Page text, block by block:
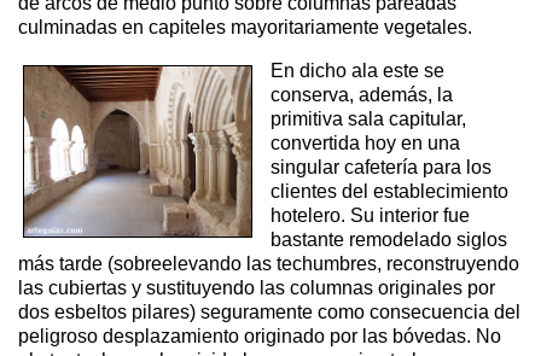
culminadas en capiteles mayoritariamente vegetales.
En dicho ala este se
conserva, además, la
primitiva sala capitular,
convertida hoy en una
singular cafetería para los
clientes del establecimiento
hotelero. Su interior fue
bastante remodelado siglos
más tarde (sobreelevando las techumbres, reconstruyendo
las cubiertas y sustituyendo las columnas originales por
dos esbeltos pilares) seguramente como consecuencia del
peligroso desplazamiento originado por las bóvedas. No